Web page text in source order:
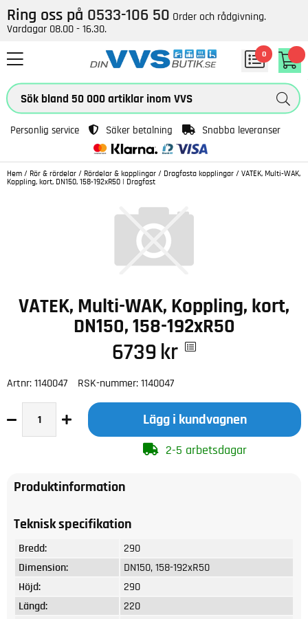
Ring oss på 0533-106 50 Order och rådgivning.
Vardagar 08.00 - 16.30.
0
Personlig service Säker betalning Snabba leveranser
Hem / Rör & rördelar / Rördelar & kopplingar / Dragfasta kopplingar / VATEK, Multi-WAK,
Koppling, kort, DN150, 158-192xR50 | Dragfast
VATEK, Multi-WAK, Koppling, kort,
DN150, 158-192xR50
6739 kr
Artnr: 1140047 RSK-nummer: 1140047
Lägg i kundvagnen
2-5 arbetsdagar
Produktinformation
Teknisk specifikation
Bredd:
290
Dimension:
DN150, 158-192xR50
Höjd:
290
Längd:
220